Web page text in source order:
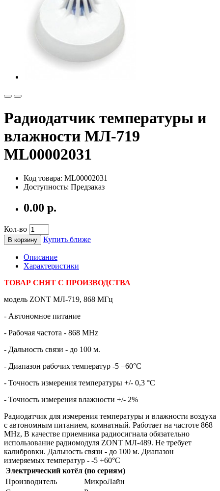
Радиодатчик температуры и
влажности МЛ-719
ML00002031
Код товара: ML00002031
Доступность: Предзаказ
0.00 р.
Кол-во
В корзину Купить ближе
Описание
Характеристики
ТОВАР СНЯТ С ПРОИЗВОДСТВА
модель ZONT МЛ-719, 868 МГц
- Автономное питание
- Рабочая частота - 868 MHz
- Дальность связи - до 100 м.
- Диапазон рабочих температур -5 +60°C
- Точность измерения температуры +/- 0,3 °C
- Точность измерения влажности +/- 2%
Радиодатчик для измерения температуры и влажности воздуха
с автономным питанием, комнатный. Работает на частоте 868
МHz, В качестве приемника радиосигнала обязательно
использование радиомодуля ZONT МЛ-489. Не требует
калибровки. Дальность связи - до 100 м. Диапазон
измеряемых температур - -5 +60°C
Электрический котёл (по сериям)
Производитель
МикроЛайн